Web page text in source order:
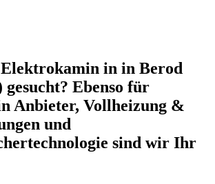
in in Berod
Ebenso für
Anbieter, Vollheizung &
und
sind wir Ihr